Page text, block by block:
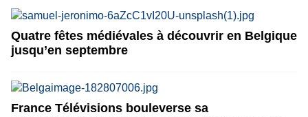
Quatre fêtes médiévales à découvrir en Belgique
jusqu’en septembre
France Télévisions bouleverse sa